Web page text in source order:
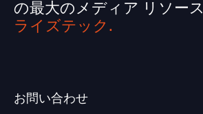
の最大のメディア リソース
ライズテック.
お問い合わせ